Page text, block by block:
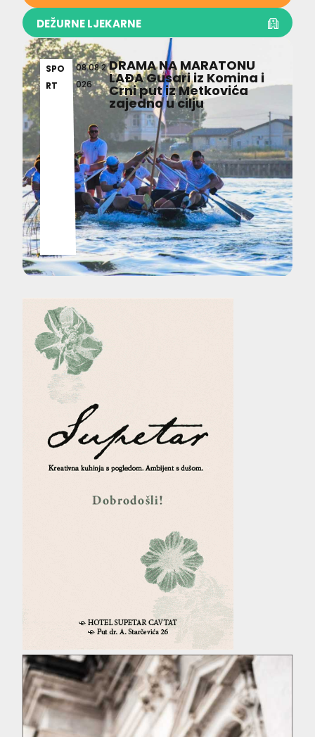
DEŽURNE LJEKARNE
SPO
RT
08.08.2
026
DRAMA NA MARATONU
LAĐA Gusari iz Komina i
Crni put iz Metkovića
zajedno u cilju